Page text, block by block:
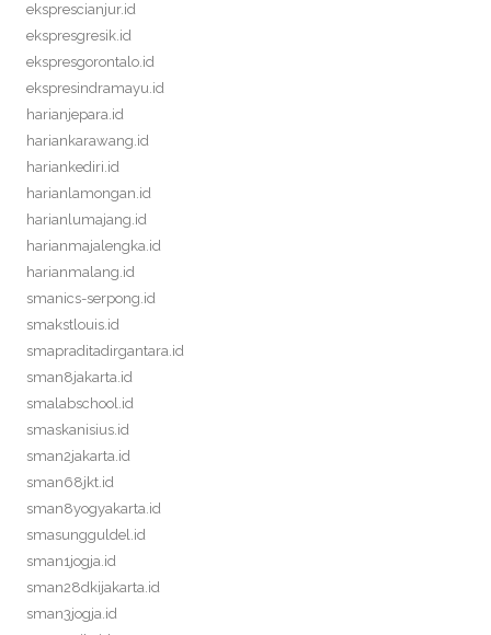
eksprescianjur.id
ekspresgresik.id
ekspresgorontalo.id
ekspresindramayu.id
harianjepara.id
hariankarawang.id
hariankediri.id
harianlamongan.id
harianlumajang.id
harianmajalengka.id
harianmalang.id
smanics-serpong.id
smakstlouis.id
smapraditadirgantara.id
sman8jakarta.id
smalabschool.id
smaskanisius.id
sman2jakarta.id
sman68jkt.id
sman8yogyakarta.id
smasungguldel.id
sman1jogja.id
sman28dkijakarta.id
sman3jogja.id